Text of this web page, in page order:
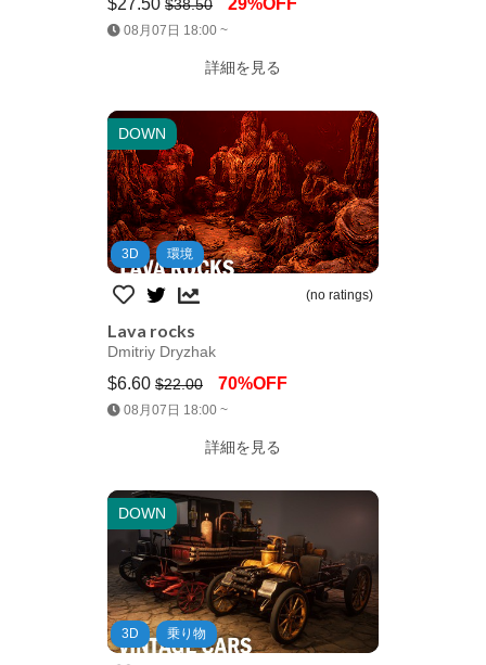
$38.50
08月07日 18:00 ~
詳細を見る
DOWN
Jump AssetStore
3D 環境
(no ratings)
Lava rocks
Dmitriy Dryzhak
$6.60 $22.00 70%OFF
08月07日 18:00 ~
詳細を見る
DOWN
Jump AssetStore
3D 乗り物